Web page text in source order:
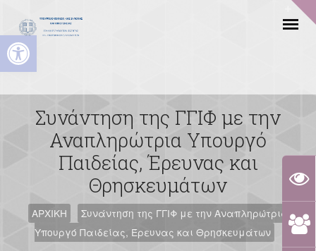
Ανοίξτε τη γραμμή εργαλείων
Συνάντηση της ΓΓΙΦ με την
Αναπληρώτρια Υπουργό
Παιδείας, Έρευνας και
Θρησκευμάτων
ΑΡΧΙΚΗ
Συνάντηση της ΓΓΙΦ με την Αναπληρώτρια
Υπουργό Παιδείας, Έρευνας και Θρησκευμάτων